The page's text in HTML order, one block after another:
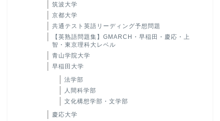
筑波大学
京都大学
共通テスト英語リーディング予想問題
【英熟語問題集】GMARCH・早稲田・慶応・上
智・東京理科大レベル
青山学院大学
早稲田大学
法学部
人間科学部
文化構想学部・文学部
慶応大学